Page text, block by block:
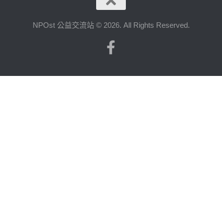
NPOst 公益交流站 © 2026. All Rights Reserved.